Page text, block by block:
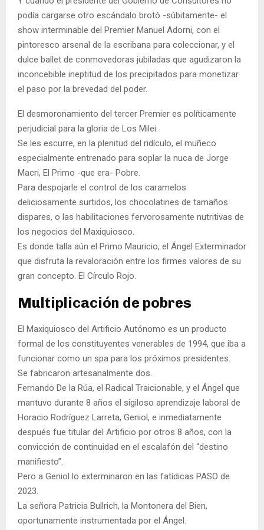
podía cargarse otro escándalo brotó -súbitamente- el
show interminable del Premier Manuel Adorni, con el
pintoresco arsenal de la escribana para coleccionar, y el
dulce ballet de conmovedoras jubiladas que agudizaron la
inconcebible ineptitud de los precipitados para monetizar
el paso por la brevedad del poder.
El desmoronamiento del tercer Premier es políticamente
perjudicial para la gloria de Los Milei.
Se les escurre, en la plenitud del ridículo, el muñeco
especialmente entrenado para soplar la nuca de Jorge
Macri, El Primo -que era- Pobre.
Para despojarle el control de los caramelos
deliciosamente surtidos, los chocolatines de tamaños
dispares, o las habilitaciones fervorosamente nutritivas de
los negocios del Maxiquiosco.
Es donde talla aún el Primo Mauricio, el Ángel Exterminador
que disfruta la revaloración entre los firmes valores de su
gran concepto. El Círculo Rojo.
Multiplicación de pobres
El Maxiquiosco del Artificio Autónomo es un producto
formal de los constituyentes venerables de 1994, que iba a
funcionar como un spa para los próximos presidentes.
Se fabricaron artesanalmente dos.
Fernando De la Rúa, el Radical Traicionable, y el Ángel que
mantuvo durante 8 años el sigiloso aprendizaje laboral de
Horacio Rodríguez Larreta, Geniol, e inmediatamente
después fue titular del Artificio por otros 8 años, con la
convicción de continuidad en el escalafón del “destino
manifiesto”.
Pero a Geniol lo exterminaron en las fatídicas PASO de
2023.
La señora Patricia Bullrich, la Montonera del Bien,
oportunamente instrumentada por el Ángel.